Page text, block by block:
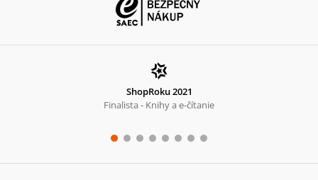
ShopRoku 2021
Finalista - Knihy a e-čítanie